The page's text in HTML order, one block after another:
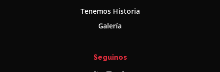
Tenemos Historia
Galería
Seguinos